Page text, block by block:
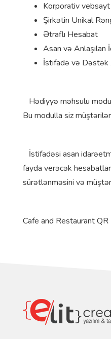
Korporativ vebsayt
Şirkətin Unikal
Ətraflı Hesabat
Asan və Anlaşılan
İstifadə və Dəstək
Hədiyyə məhsulu
Bu modulla siz
İstifadəsi asan
fayda verəcək
sürətlənməsini və
Cafe and Restaurant QR